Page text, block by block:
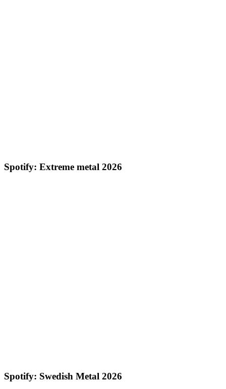
Spotify: Extreme metal 2026
Spotify: Swedish Metal 2026